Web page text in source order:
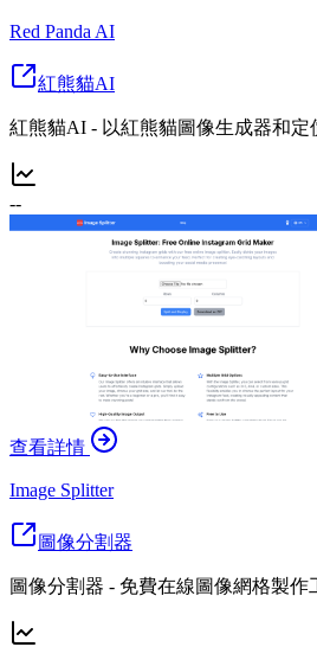
Red Panda AI
紅熊貓AI
紅熊貓AI - 以紅熊貓圖像生成器和
--
查看詳情
Image Splitter
圖像分割器
圖像分割器 - 免費在線圖像網格製作